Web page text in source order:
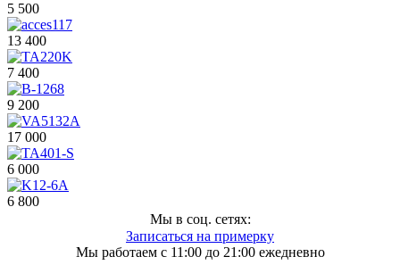
5 500
13 400
7 400
9 200
17 000
6 000
6 800
Мы в соц. сетях:
Записаться на примерку
Мы работаем с 11:00 до 21:00 ежедневно